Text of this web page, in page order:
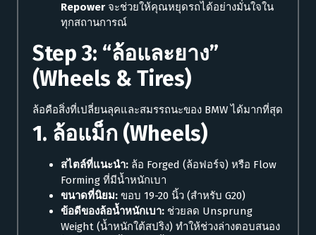
Repower จะช่วยให้คุณหยุดรถได้อย่างมั่นใจใน
ทุกสถานการณ์
Step 3: “ล้อและยาง”
(Wheels & Tires)
ล้อคือสิ่งที่เปลี่ยนลุคและสมรรถนะของ BMW ได้มากที่สุด
1. ล้อแม็ก (Wheels)
สไตล์ที่แนะนำ: ล้อ Forged (ล้อฟอร์จ) หรือ Flow
Forming ที่มีน้ำหนักเบา
ขนาดที่นิยม: ขอบ 19-20 นิ้ว (สำหรับ G20)
ข้อดีของล้อน้ำหนักเบา: ช่วยลด Unsprung
Weight (น้ำหนักใต้สปริง) ทำให้ช่วงล่างตอบสนอง